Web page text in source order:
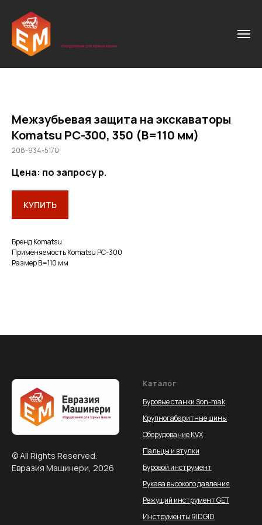
Межзубьевая защита на экскаваторы
Komatsu РС-300, 350 (В=110 мм)
208-934-5170
Цена: по запросур.
КУПИТЬ
Бренд Komatsu
Применяемость Komatsu PC-300
Размер В=110 мм
© All Rights Reserved.
Евразия Машинери, 2026
Каталог
Буровые станки Son-mak
Крупногабаритные шины
Оборудование KVX
Пальцы и втулки
Буровой инструмент
Рукава высокого давления
Режущий инструмент GET
Инструменты RIDGID